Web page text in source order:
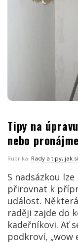
Tipy na
nebo
Rubrika: Rady a tipy, jak
S nadsázkou
přirovnat k
událost.
raději zajde do
kadeřníkovi. Ať
podkroví, „wow